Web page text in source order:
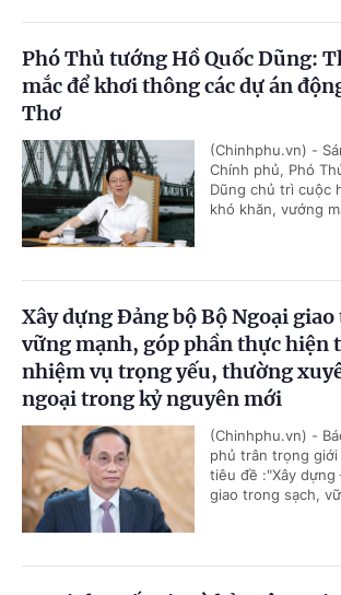
Phó Thủ tướng Hồ Quốc Dũng:
mắc để khơi thông các dự án
Thơ
(Chinhphu.vn) -
Chính phủ, Phó
Dũng chủ trì cuộc
khó khăn, vướng
Xây dựng Đảng bộ Bộ Ngoại
vững mạnh, góp phần thực hiện
nhiệm vụ trọng yếu, thường
ngoại trong kỷ nguyên mới
(Chinhphu.vn) -
phủ trân trọng
tiêu đề :"Xây dựng
giao trong sạch,